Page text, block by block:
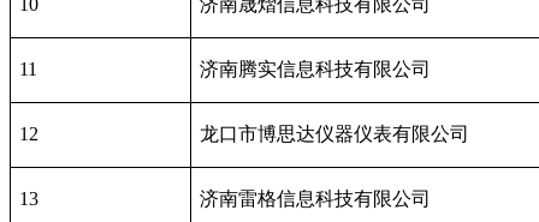
10 济南晟熠信息科技有限公司
11 济南腾实信息科技有限公司
12 龙口市博思达仪器仪表有限公司
13 济南雷格信息科技有限公司